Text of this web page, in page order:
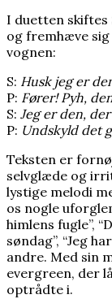
I duetten skiftes
og fremhæve
vognen:
S: Husk jeg er
P: Fører! Pyh,
S: Jeg er den,
P: Undskyld det
Teksten er
selvglæde og
lystige melodi
os nogle
himlens fugle”,
søndag”, “Jeg
andre. Med sin
evergreen, der
optrådte i.